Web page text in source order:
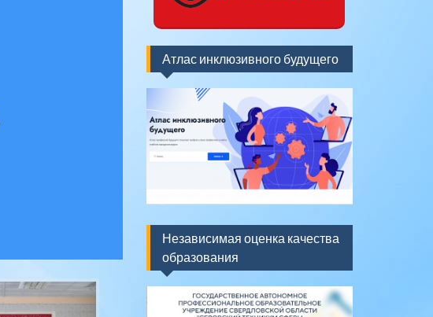
Атлас инклюзивного будущего
Независимая оценка качества
образования